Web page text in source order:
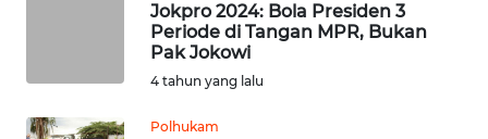
Jokpro 2024: Bola Presiden 3
Periode di Tangan MPR, Bukan
Pak Jokowi
4 tahun yang lalu
Polhukam